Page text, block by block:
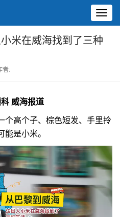
米在威海找到了三种
者:
威海报道
高个子、棕色短发、手里拎
是小米。